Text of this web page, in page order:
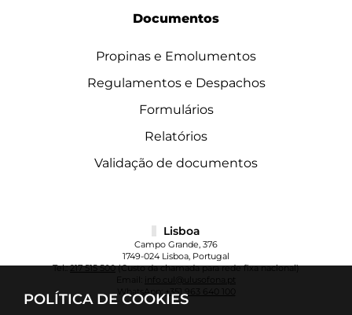
POLÍTICA DE COOKIES
Documentos
Propinas e Emolumentos
Regulamentos e Despachos
Formulários
Relatórios
Validação de documentos
Lisboa
Campo Grande, 376
1749-024 Lisboa, Portugal
Tel.:217 515 500(Custo da chamada para rede fixa nacional)
info.cul@ulusofona.pt
WhatsApp:+351 963 640 100